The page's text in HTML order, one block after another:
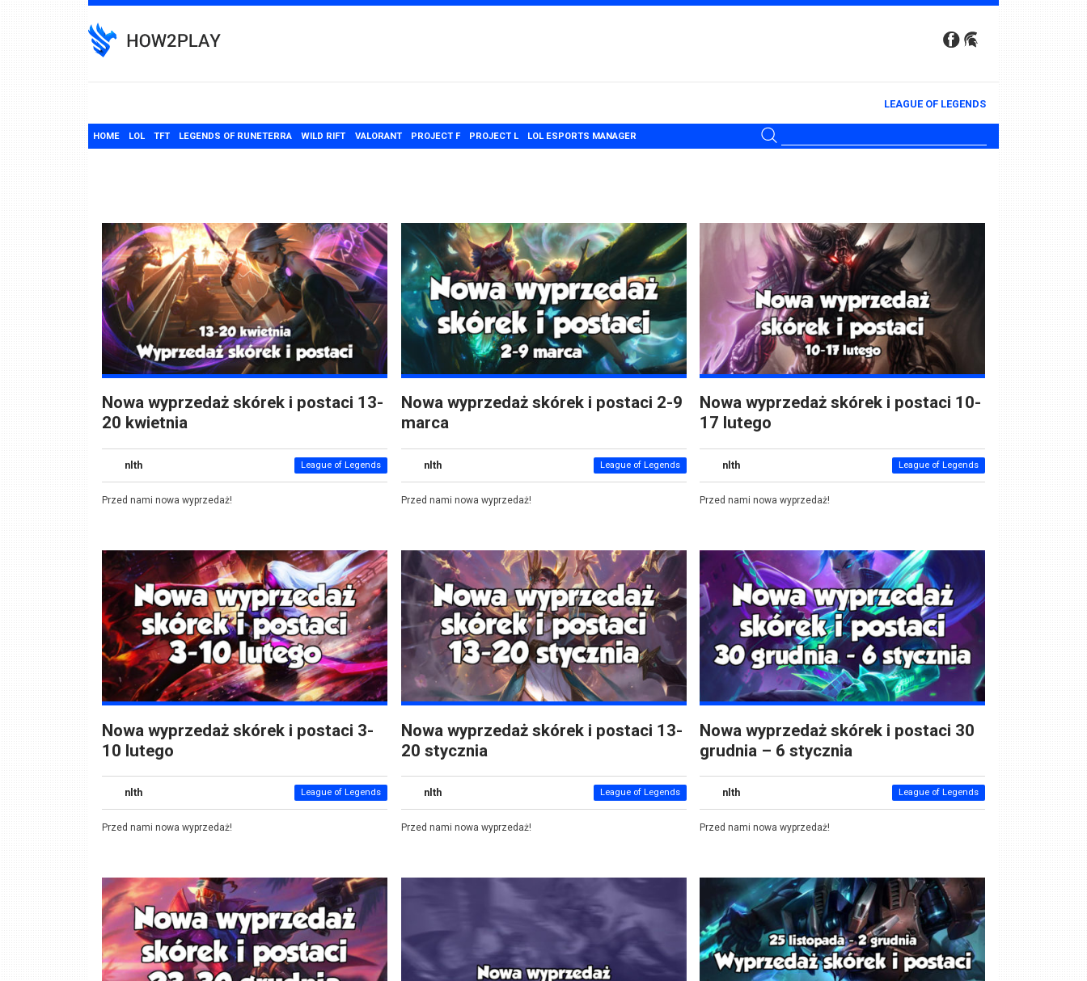
to
content
LEAGUE OF LEGENDS
HOME LOL TFT LEGENDS OF RUNETERRA WILD RIFT VALORANT PROJECT F PROJECT L LOL ESPORTS MANAGER
Nowa wyprzedaż skórek i postaci 13-
20 kwietnia
nlth League of Legends
Przed nami nowa wyprzedaż!
Nowa wyprzedaż skórek i postaci 2-9
marca
nlth League of Legends
Przed nami nowa wyprzedaż!
Nowa wyprzedaż skórek i postaci 10-
17 lutego
nlth League of Legends
Przed nami nowa wyprzedaż!
Nowa wyprzedaż skórek i postaci 3-
10 lutego
nlth League of Legends
Przed nami nowa wyprzedaż!
Nowa wyprzedaż skórek i postaci 13-
20 stycznia
nlth League of Legends
Przed nami nowa wyprzedaż!
Nowa wyprzedaż skórek i postaci 30
grudnia – 6 stycznia
nlth League of Legends
Przed nami nowa wyprzedaż!